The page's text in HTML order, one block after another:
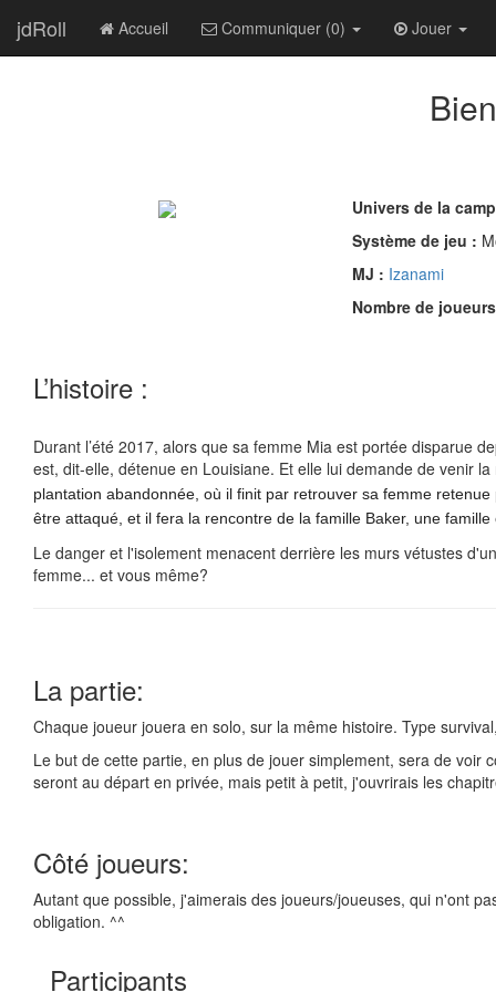
jdRoll Accueil Communiquer (0) Jouer
Univers de la
Système de jeu :
MJ : Izanami
Nombre de
L’histoire :
Durant l’été 2017, alors que sa femme Mia est portée disparue
est, dit-elle, détenue en Louisiane. Et elle lui demande de venir
plantation abandonnée, où il finit par retrouver sa femme
être attaqué, et il fera la rencontre de la famille Baker, une famille
Le danger et l'isolement menacent derrière les murs vétustes
femme... et vous même?
La partie:
Chaque joueur jouera en solo, sur la même histoire. Type
Le but de cette partie, en plus de jouer simplement, sera de
seront au départ en privée, mais petit à petit, j'ouvrirais les
Côté joueurs:
Autant que possible, j'aimerais des joueurs/joueuses, qui n'ont
obligation. ^^
Participants